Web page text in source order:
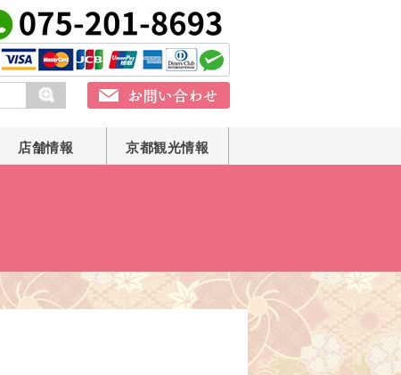
店舗情報 京都観光情報